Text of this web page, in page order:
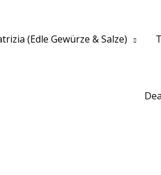
(Edle Gewürze & Salze)